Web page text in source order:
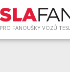
FANOUŠKY VOZŮ